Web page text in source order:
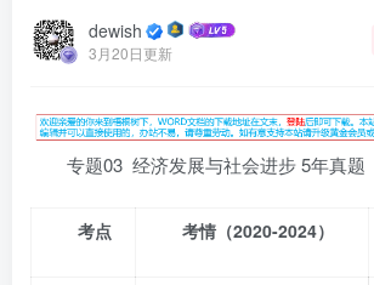
dewish
3月20日更新
专题03 经济发展与社会进步 5年真题
考点 考情（2020-2024）